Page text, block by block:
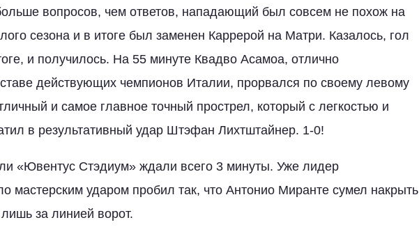
вопросов, чем ответов, нападающий был совсем не похож на
сезона и в итоге был заменен Каррерой на Матри. Казалось, гол
и получилось. На 55 минуте Квадво Асамоа, отлично
действующих чемпионов Италии, прорвался по своему левому
и самое главное точный прострел, который с легкостью и
в результативный удар Штэфан Лихтштайнер. 1-0!
«Ювентус Стэдиум» ждали всего 3 минуты. Уже лидер
мастерским ударом пробил так, что Антонио Миранте сумел накрыть
за линией ворот.